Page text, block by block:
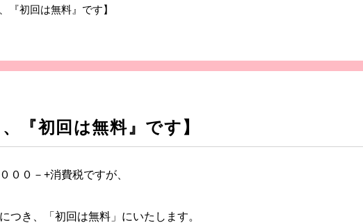
『初回は無料』です】
『初回は無料』です】
００－+消費税ですが、
つき、「初回は無料」にいたします。